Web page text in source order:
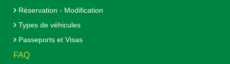
Réservation - Modification
Types de véhicules
Passeports et Visas
FAQ